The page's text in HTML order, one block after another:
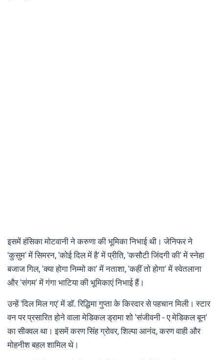
इसमें हंसिका मोटवानी ने करुणा की भूमिका निभाई थी। जेनिफर ने
'कुसुम' में सिमरन, 'कोई दिल में है' में प्रीति, 'कसौटी जिंदगी की' में स्नेहा
बजाज गिल, 'क्या होगा निम्मो का' में नताशा, 'कहीं तो होगा' में स्वेतलाना
और 'संगम' में गंगा भाटिया की भूमिकाएं निभाई हैं।
उन्हें 'दिल मिल गए' में डॉ. रिद्धिमा गुप्ता के किरदार से पहचान मिली। स्टार
वन पर प्रसारित होने वाला मेडिकल ड्रामा शो 'संजीवनी - ए मेडिकल बून'
का सीक्वल था। इसमें करण सिंह ग्रोवर, शिल्पा आनंद, करण वाही और
मोहनीश बहल शामिल थे।